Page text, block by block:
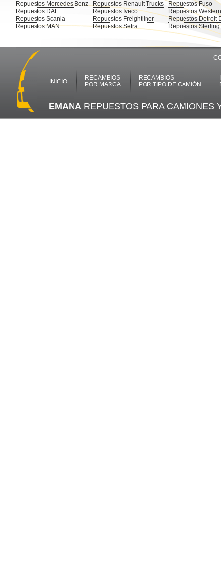
Repuestos Mercedes Benz
Repuestos DAF
Repuestos Scania
Repuestos MAN
Repuestos Renault Trucks
Repuestos Iveco
Repuestos Freightliner
Repuestos Setra
Repuestos Fuso
Repuestos
Repuestos Detroit
Repuestos Sterling
INICIO
RECAMBIOS
POR MARCA
RECAMBIOS
POR TIPO DE CAMIÓN
EMANA REPUESTOS PARA CAMIONES